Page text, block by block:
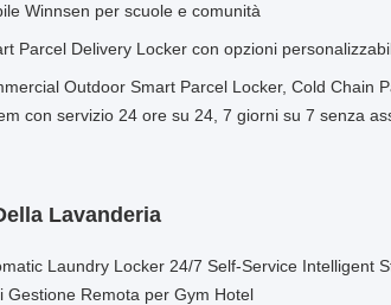
Winnsen per scuole e comunità
Parcel Delivery Locker con opzioni
Outdoor Smart Parcel Locker, Cold Chain
con servizio 24 ore su 24, 7 giorni su 7 senza
Lavanderia
Laundry Locker 24/7 Self-Service Intelligent
Gestione Remota per Gym Hotel